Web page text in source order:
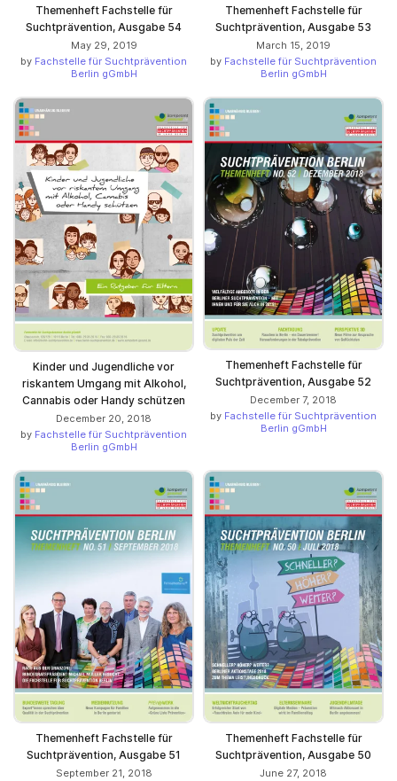
Themenheft Fachstelle für
Suchtprävention, Ausgabe 54
May 29, 2019
by Fachstelle für Suchtprävention
Berlin gGmbH
Themenheft Fachstelle für
Suchtprävention, Ausgabe 53
March 15, 2019
by Fachstelle für Suchtprävention
Berlin gGmbH
Kinder und Jugendliche vor
riskantem Umgang mit Alkohol,
Cannabis oder Handy schützen
December 20, 2018
by Fachstelle für Suchtprävention
Berlin gGmbH
Themenheft Fachstelle für
Suchtprävention, Ausgabe 52
December 7, 2018
by Fachstelle für Suchtprävention
Berlin gGmbH
Themenheft Fachstelle für
Suchtprävention, Ausgabe 51
September 21, 2018
Themenheft Fachstelle für
Suchtprävention, Ausgabe 50
June 27, 2018